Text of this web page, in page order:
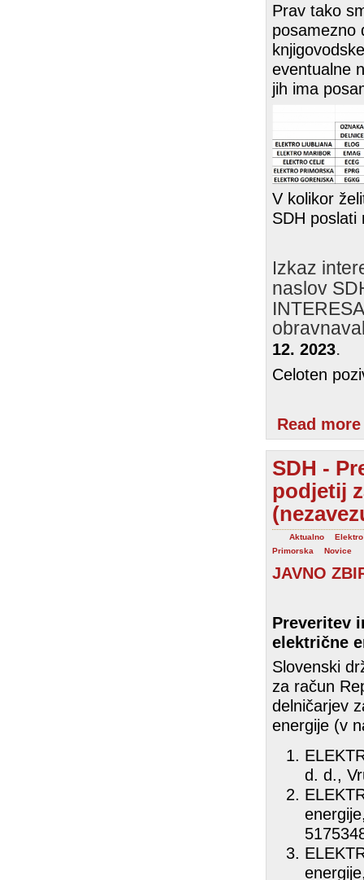
Prav tako
posamezno
eventualne
jih ima
V kolikor
SDH poslati
Izkaz
naslov
12. 2023.
Celoten
Read more
SDH -
podjetij
Aktualno
Primorska
Novice
JAVNO
Preveritev
električne
Slovenski
za račun
delničarjev
energije (v
d. d.,